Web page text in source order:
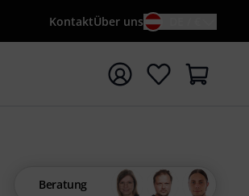
KontaktÜber uns
starten
Beratung